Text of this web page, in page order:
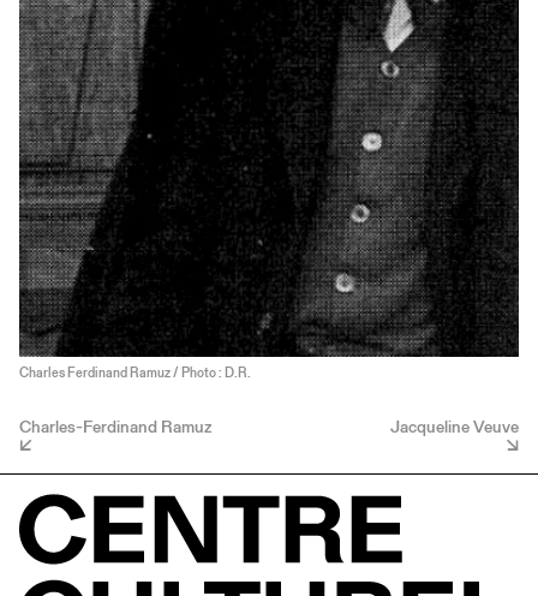
Charles Ferdinand Ramuz / Photo : D.R.
Charles-Ferdinand Ramuz Jacqueline Veuve